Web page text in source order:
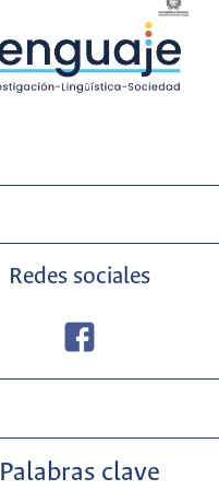
Redes sociales
Palabras clave